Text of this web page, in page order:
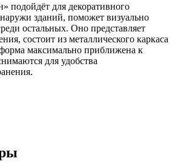
подойдёт для декоративного
зданий, поможет визуально
остальных. Оно представляет
состоит из металлического каркаса
максимально приближена к
для удобства